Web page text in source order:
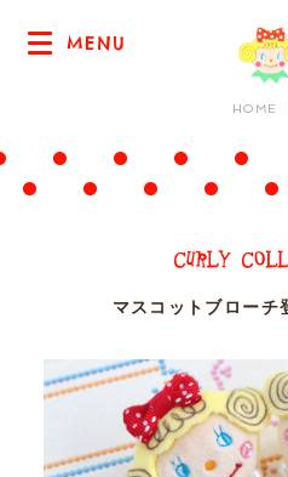
MENU
HOME
マスコットブローチ